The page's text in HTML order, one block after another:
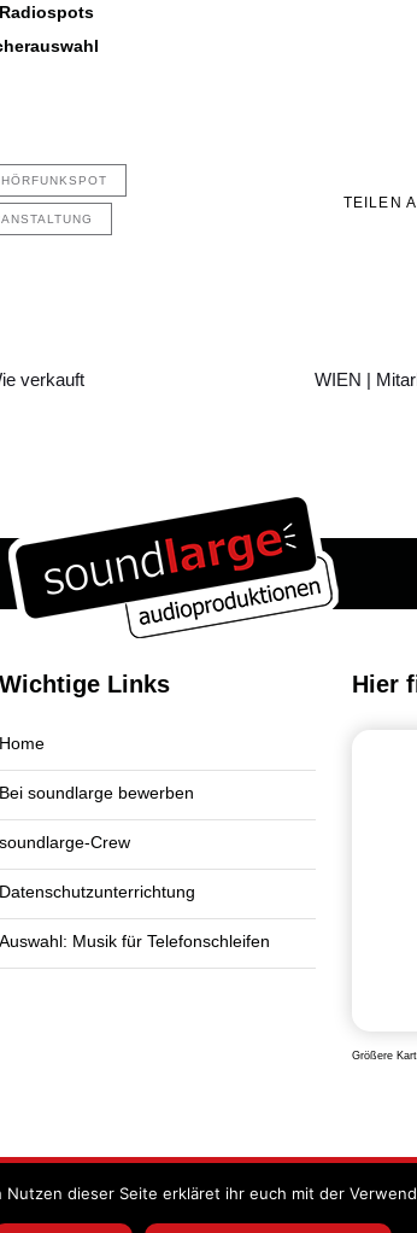
HÖRFUNKSPOT
TEILEN
verkauft
Artikel
WIEN |
Wichtige Links
Home
Bei soundlarge bewerben
soundlarge-Crew
Datenschutzunterrichtung
Auswahl: Musik für Telefonschleifen
Hier
Größere
Impressum
dieser Seite erkläret ihr euch mit der